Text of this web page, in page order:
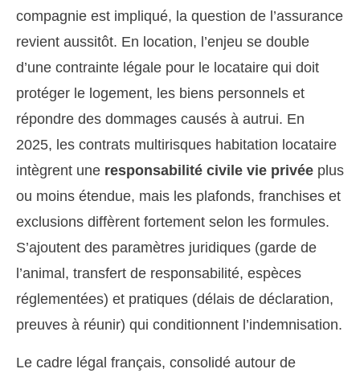
compagnie est impliqué, la question de l’assurance
revient aussitôt. En location, l’enjeu se double
d’une contrainte légale pour le locataire qui doit
protéger le logement, les biens personnels et
répondre des dommages causés à autrui. En
2025, les contrats multirisques habitation locataire
intègrent une responsabilité civile vie privée plus
ou moins étendue, mais les plafonds, franchises et
exclusions diffèrent fortement selon les formules.
S’ajoutent des paramètres juridiques (garde de
l’animal, transfert de responsabilité, espèces
réglementées) et pratiques (délais de déclaration,
preuves à réunir) qui conditionnent l’indemnisation.
Le cadre légal français, consolidé autour de